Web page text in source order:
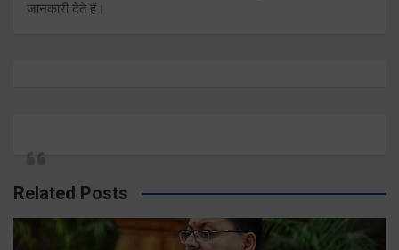
जानकारी देते हैं।
Related Posts